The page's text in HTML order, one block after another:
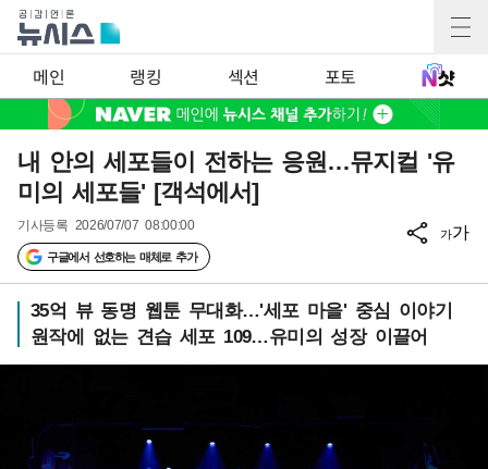
메인 랭킹 섹션 포토
내 안의 세포들이 전하는 응원…뮤지컬 '유
미의 세포들' [객석에서]
기사등록 2026/07/07 08:00:00
구글에서 선호하는 매체로 추가
가가
35억 뷰 동명 웹툰 무대화…'세포 마을' 중심 이야기
원작에 없는 견습 세포 109…유미의 성장 이끌어